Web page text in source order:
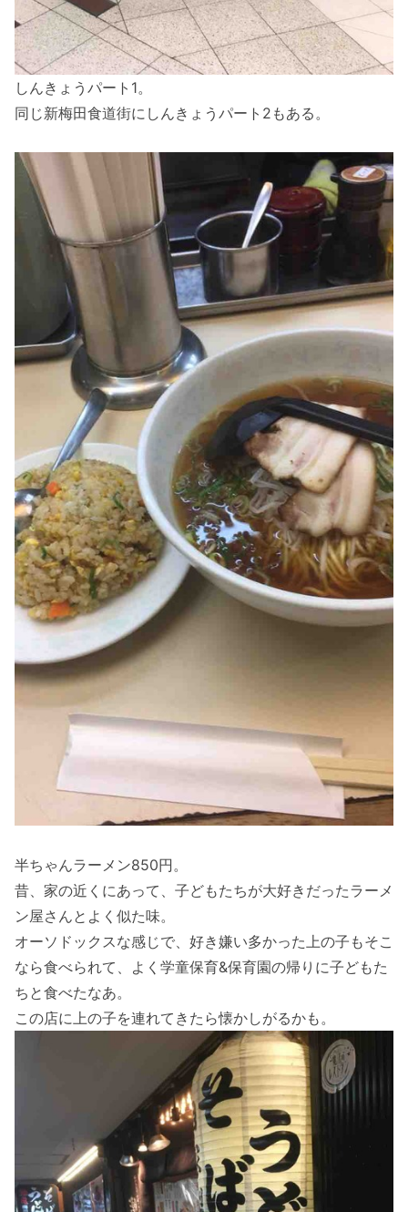
しんきょうパート1。
同じ新梅田食道街にしんきょうパート2もある。
半ちゃんラーメン850円。
昔、家の近くにあって、子どもたちが大好きだったラーメ
ン屋さんとよく似た味。
オーソドックスな感じで、好き嫌い多かった上の子もそこ
なら食べられて、よく学童保育&保育園の帰りに子どもた
ちと食べたなあ。
この店に上の子を連れてきたら懐かしがるかも。